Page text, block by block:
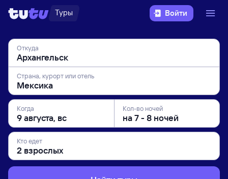
Туры Войти
Откуда
Страна, курорт или отель
Когда Кол-во ночей
Кто едет